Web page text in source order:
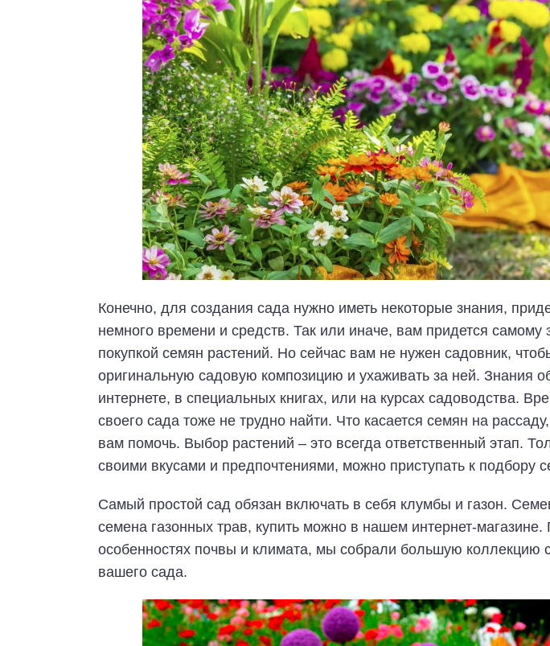
Конечно, для создания сада нужно иметь некоторые знания,
немного времени и средств. Так или иначе, вам придется самому
покупкой семян растений. Но сейчас вам не нужен садовник,
оригинальную садовую композицию и ухаживать за ней. Знания
интернете, в специальных книгах, или на курсах садоводства.
своего сада тоже не трудно найти. Что касается семян на
вам помочь. Выбор растений – это всегда ответственный этап.
своими вкусами и предпочтениями, можно приступать к подбору
Самый простой сад обязан включать в себя клумбы и газон.
семена газонных трав, купить можно в нашем интернет-магазине.
особенностях почвы и климата, мы собрали большую коллекцию
вашего сада.